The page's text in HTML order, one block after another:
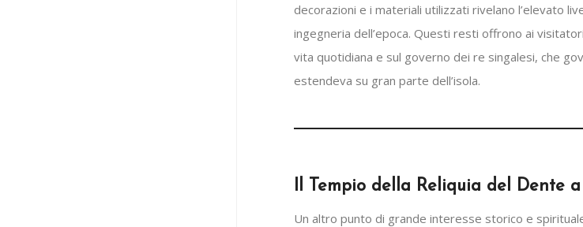
decorazioni e i materiali utilizzati rivelano l’elevato
ingegneria dell’epoca. Questi resti offrono ai
vita quotidiana e sul governo dei re singalesi, che
estendeva su gran parte dell’isola.
Il Tempio della Reliquia del Dente
Un altro punto di grande interesse storico e